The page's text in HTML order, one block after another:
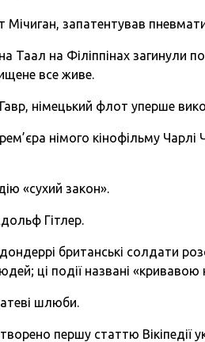
Мічиган, запатентував
Таал на Філіппінах загинули
все живе.
німецький флот уперше
німого кінофільму Чарлі
«сухий закон».
Гітлер.
британські солдати
ці події названі «кривавою
шлюби.
першу статтю Вікіпедії